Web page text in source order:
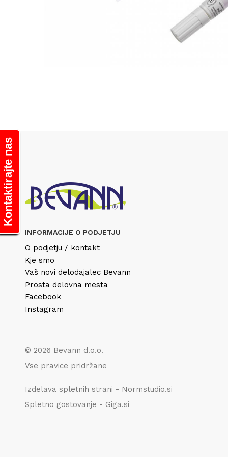
INFORMACIJE O PODJETJU
O podjetju / kontakt
Kje smo
Vaš novi delodajalec Bevann
Prosta delovna mesta
Facebook
Instagram
© 2026 Bevann d.o.o.
Vse pravice pridržane
Izdelava spletnih strani - Normstudio.si
Spletno gostovanje - Giga.si
Kontaktirajte nas